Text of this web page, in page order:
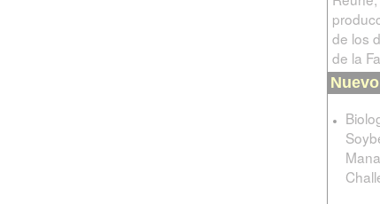
de los
de la